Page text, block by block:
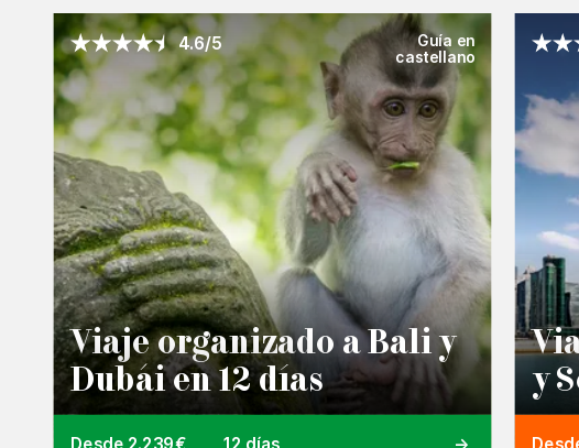
4.6/5
Guía en
castellano
Viaje organizado a Bali y
Dubái en 12 días
y